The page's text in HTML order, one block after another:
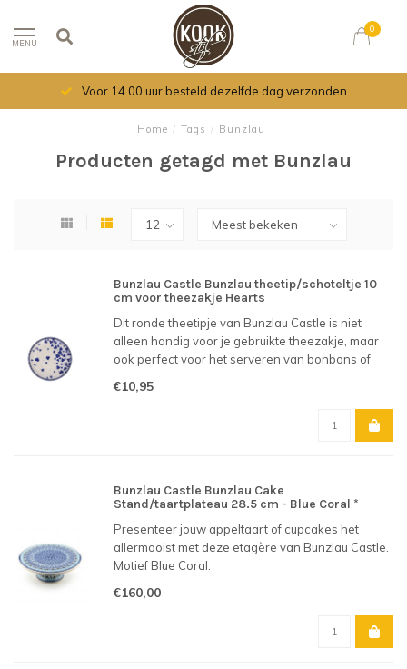
MENU
0
Voor 14.00 uur besteld dezelfde dag verzonden
Home / Tags / Bunzlau
Producten getagd met Bunzlau
Bunzlau Castle Bunzlau theetip/schoteltje 10
cm voor theezakje Hearts
Dit ronde theetipje van Bunzlau Castle is niet
alleen handig voor je gebruikte theezakje, maar
ook perfect voor het serveren van bonbons of
€10,95
Bunzlau Castle Bunzlau Cake
Stand/taartplateau 28.5 cm - Blue Coral *
Presenteer jouw appeltaart of cupcakes het
allermooist met deze etagère van Bunzlau Castle.
Motief Blue Coral.
€160,00